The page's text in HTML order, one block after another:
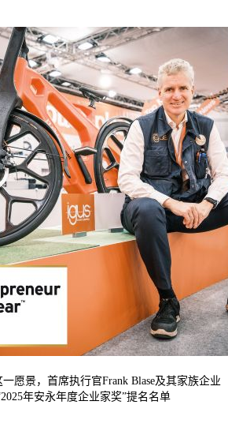
愿景，首席执行官Frank Blase及其家族企业
年安永年度企业家奖”提名名单